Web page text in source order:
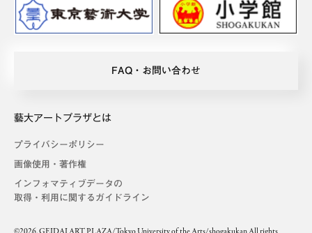
FAQ・お問い合わせ
藝大アートプラザとは
プライバシーポリシー
画像使用・著作権
インフォマティブデータの
取得・利用に関するガイドライン